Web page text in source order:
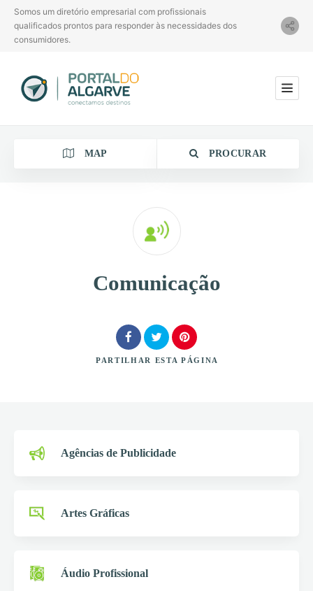
Somos um diretório empresarial com profissionais
qualificados prontos para responder às necessidades dos
consumidores.
MAP PROCURAR
Comunicação
PARTILHAR ESTA PÁGINA
Agências de Publicidade
Artes Gráficas
Áudio Profissional